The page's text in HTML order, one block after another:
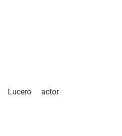
Lucero actor